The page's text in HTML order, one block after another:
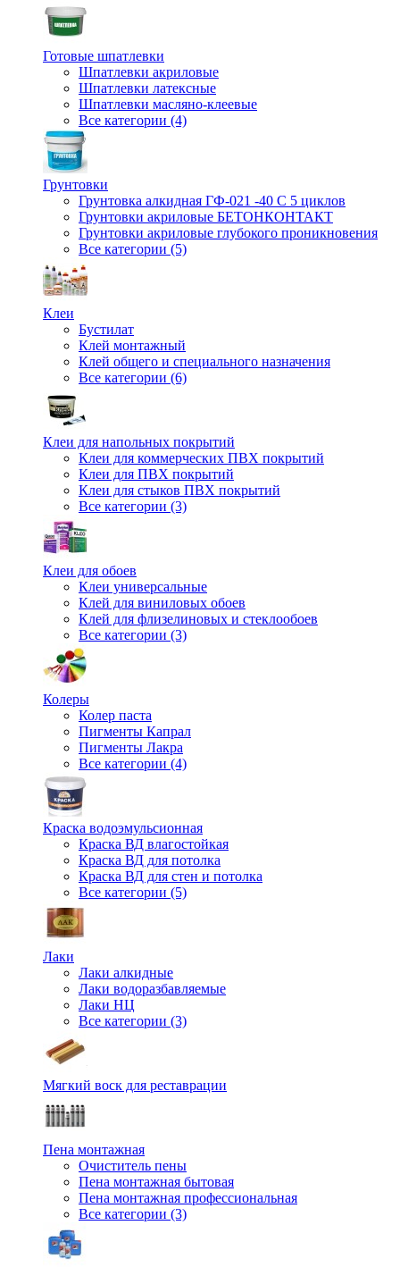
Готовые шпатлевки
Шпатлевки акриловые
Шпатлевки латексные
Шпатлевки масляно-клеевые
Все категории (4)
Грунтовки
Грунтовка алкидная ГФ-021 -40 С 5 циклов
Грунтовки акриловые БЕТОНКОНТАКТ
Грунтовки акриловые глубокого проникновения
Все категории (5)
Клеи
Бустилат
Клей монтажный
Клей общего и специального назначения
Все категории (6)
Клеи для напольных покрытий
Клеи для коммерческих ПВХ покрытий
Клеи для ПВХ покрытий
Клеи для стыков ПВХ покрытий
Все категории (3)
Клеи для обоев
Клеи универсальные
Клей для виниловых обоев
Клей для флизелиновых и стеклообоев
Все категории (3)
Колеры
Колер паста
Пигменты Капрал
Пигменты Лакра
Все категории (4)
Краска водоэмульсионная
Краска ВД влагостойкая
Краска ВД для потолка
Краска ВД для стен и потолка
Все категории (5)
Лаки
Лаки алкидные
Лаки водоразбавляемые
Лаки НЦ
Все категории (3)
Мягкий воск для реставрации
Пена монтажная
Очиститель пены
Пена монтажная бытовая
Пена монтажная профессиональная
Все категории (3)